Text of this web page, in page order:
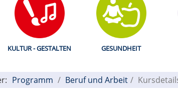
KULTUR - GESTALTEN GESUNDHEIT
Programm Beruf und Arbeit